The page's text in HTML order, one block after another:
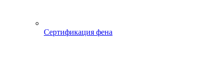
Сертификация фена